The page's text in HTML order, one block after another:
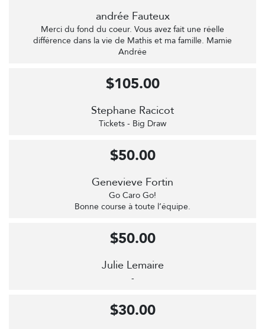
andrée Fauteux
Merci du fond du coeur. Vous avez fait une réelle
différence dans la vie de Mathis et ma famille. Mamie
Andrée
Stephane Racicot
Tickets - Big Draw
$105.00
Genevieve Fortin
Go Caro Go!
Bonne course à toute l’équipe.
$50.00
Julie Lemaire
-
$50.00
$30.00